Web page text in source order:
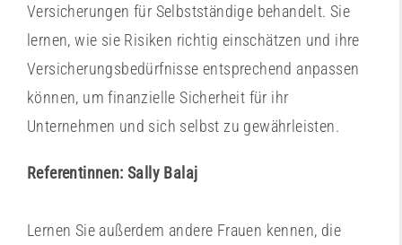
Versicherungen für Selbstständige behandelt. Sie
lernen, wie sie Risiken richtig einschätzen und ihre
Versicherungsbedürfnisse entsprechend anpassen
können, um finanzielle Sicherheit für ihr
Unternehmen und sich selbst zu gewährleisten.
Referentinnen: Sally Balaj
Lernen Sie außerdem andere Frauen kennen, die